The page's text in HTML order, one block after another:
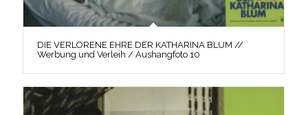
DIE VERLORENE EHRE DER KATHARINA BLUM //
Werbung und Verleih / Aushangfoto 10